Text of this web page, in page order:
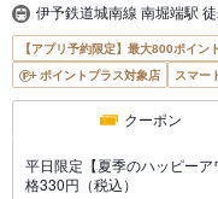
伊予鉄道城南線 南堀端駅
【アプリ予約限定】最大800ポイン
ポイントプラス対象店
スマー
クーポン
平日限定【夏季のハッピー
格330円（税込）